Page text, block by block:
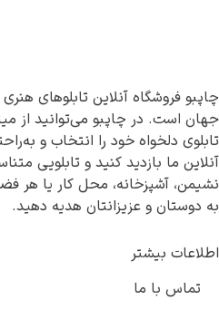
تابلوهای هنری از برترین
می‌توانید از میان هزاران اثر
را انتخاب و به‌راحتی سفارش
کنید و تابلویی متناسب با
محل کار یا هر فضای دیگر انتخاب
هدیه دهید.